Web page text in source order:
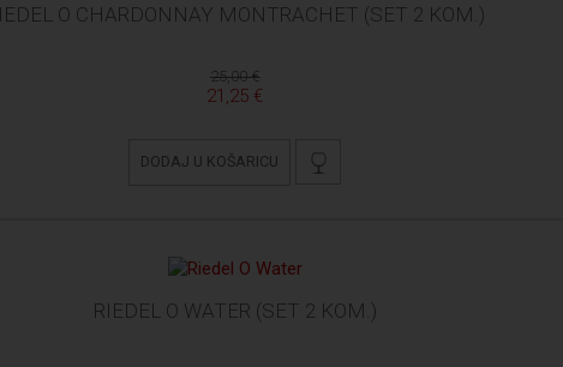
O CHARDONNAY MONTRACHET (SET 2 KOM.)
25,00 €
21,25 €
DODAJ U KOŠARICU
RIEDEL O WATER (SET 2 KOM.)